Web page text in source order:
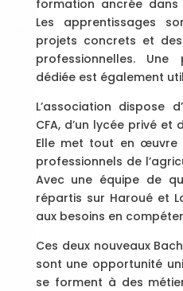
formation ancrée
Les apprentissages
projets concrets et
professionnelles. Une
dédiée est également
L’association dispose
CFA, d’un lycée privé et
Elle met tout en
professionnels de
Avec une équipe de
répartis sur Haroué et
aux besoins en
Ces deux nouveaux
sont une opportunité
se forment à des